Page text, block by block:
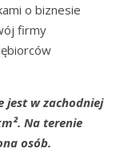
o biznesie
firmy
jest w zachodniej
Na terenie
osób.